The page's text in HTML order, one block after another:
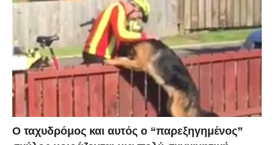
Ο ταχυδρόμος και αυτός ο “παρεξηγημένος”